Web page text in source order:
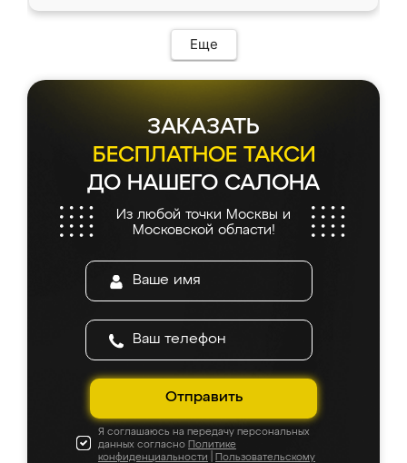
Еще
ЗАКАЗАТЬ
БЕСПЛАТНОЕ ТАКСИ
ДО НАШЕГО САЛОНА
Из любой точки Москвы и
Московской области!
Отправить
Я соглашаюсь на передачу персональных
данных согласно Политике
конфиденциальности
Пользовательскому